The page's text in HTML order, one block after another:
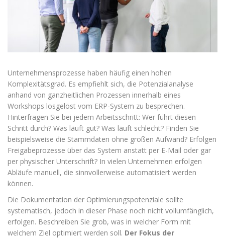
Unternehmensprozesse haben häufig einen hohen
Komplexitätsgrad. Es empfiehlt sich, die Potenzialanalyse
anhand von ganzheitlichen Prozessen innerhalb eines
Workshops losgelöst vom ERP-System zu besprechen.
Hinterfragen Sie bei jedem Arbeitsschritt: Wer führt diesen
Schritt durch? Was läuft gut? Was läuft schlecht? Finden Sie
beispielsweise die Stammdaten ohne großen Aufwand? Erfolgen
Freigabeprozesse über das System anstatt per E-Mail oder gar
per physischer Unterschrift? In vielen Unternehmen erfolgen
Abläufe manuell, die sinnvollerweise automatisiert werden
können.
Die Dokumentation der Optimierungspotenziale sollte
systematisch, jedoch in dieser Phase noch nicht vollumfänglich,
erfolgen. Beschreiben Sie grob, was in welcher Form mit
welchem Ziel optimiert werden soll. Der Fokus der